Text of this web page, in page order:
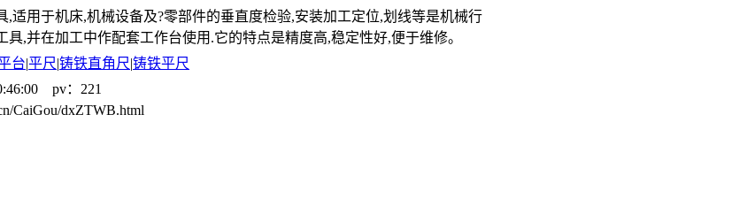
,适用于机床,机械设备及?零部件的垂直度检验,安装加工定位,划线等是机械行
具,并在加工中作配套工作台使用.它的特点是精度高,稳定性好,便于维修。
台|平尺|铸铁直角尺|铸铁平尺
pv：221
CaiGou/dxZTWB.html